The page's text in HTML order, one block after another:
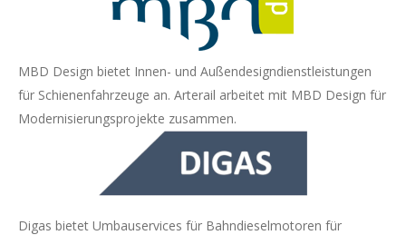
MBD Design bietet Innen- und Außendesigndienstleistungen
für Schienenfahrzeuge an. Arterail arbeitet mit MBD Design für
Modernisierungsprojekte zusammen.
Digas bietet Umbauservices für Bahndieselmotoren für